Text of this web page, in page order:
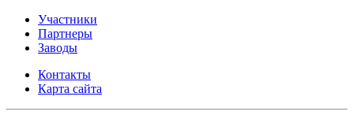
Участники
Партнеры
Заводы
Контакты
Карта сайта